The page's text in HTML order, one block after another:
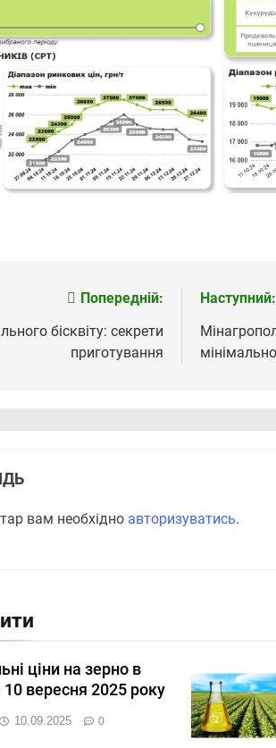
Попередній:
бісквіту: секрети
приготування
Наступний:
вам необхідно авторизуватись.
ціни на зерно в
10 вересня 2025 року
10.09.2025 0